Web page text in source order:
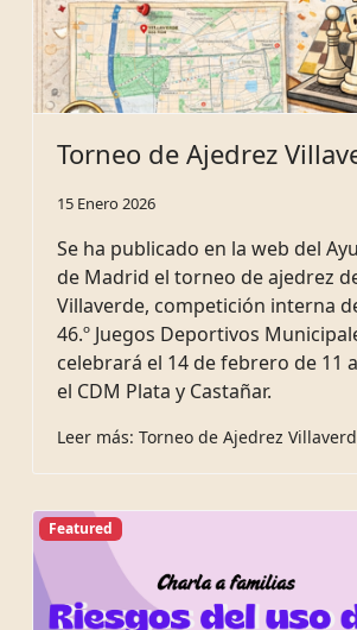
Torneo de Ajedrez
15 Enero 2026
Se ha publicado en la web del
de Madrid el torneo de ajedrez
Villaverde, competición interna
46.º Juegos Deportivos
celebrará el 14 de febrero de 11
el CDM Plata y Castañar.
Leer más: Torneo de Ajedrez
Featured